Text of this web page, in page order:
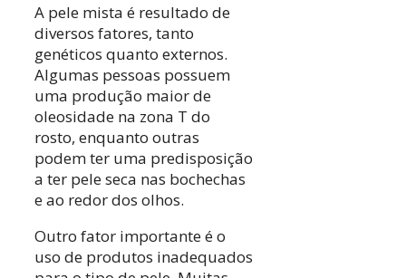
A pele mista é resultado de
diversos fatores, tanto
genéticos quanto externos.
Algumas pessoas possuem
uma produção maior de
oleosidade na zona T do
rosto, enquanto outras
podem ter uma predisposição
a ter pele seca nas bochechas
e ao redor dos olhos.
Outro fator importante é o
uso de produtos inadequados